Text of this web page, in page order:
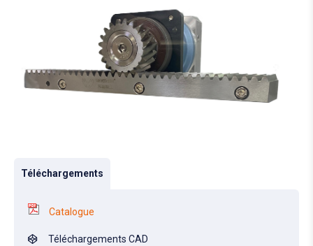
Téléchargements
Catalogue
Téléchargements CAD